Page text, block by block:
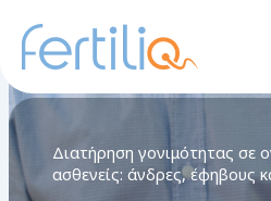
content
Διατήρηση γονιμότητας σε
ασθενείς: άνδρες, έφηβους